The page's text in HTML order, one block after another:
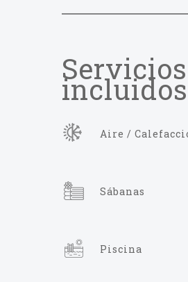
Servicios
incluidos
Aire /
Sábanas
Piscina